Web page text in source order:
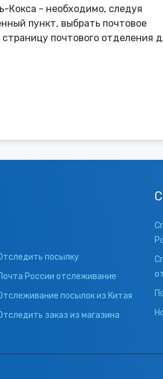
Кокса - необходимо, следуя
пункт, выбрать почтовое
почтового отделения
посылку
России отслеживание
посылок из Китая
заказ из магазина